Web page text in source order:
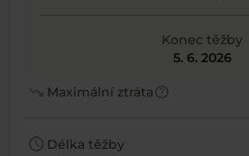
Konec těžby
5. 6. 2026
trending_down Maximální ztrátahelp
schedule Délka těžby